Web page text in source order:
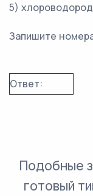
5) хлороводород
Запишите
Ответ:
Подобные
готовый